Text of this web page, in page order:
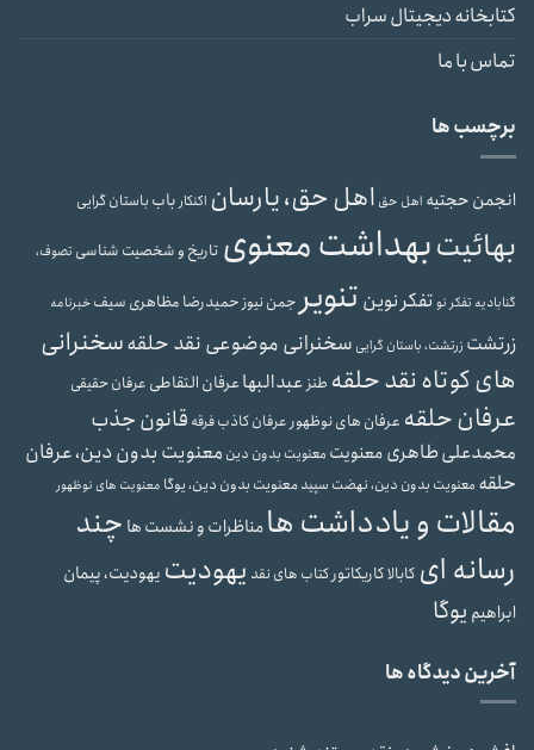
کتابخانه دیجیتال سراب
تماس با ما
برچسب ها
انجمن حجتیه اهل حق اهل حق، یارسان اکنکارباب باستان گرایی
بهائیتبهداشت معنوی تاریخ و شخصیت شناسی تصوف،
گنابادیه تفکر نوتفکر نوین تنویر جمن نیوزحمیدرضا مظاهری سیفخبرنامه
زرتشت زرتشت، باستان گرایی سخنرانی موضوعی نقد حلقهسخنرانی
های کوتاه نقد حلقه طنزعبدالبهاعرفان التقاطی عرفان حقیقی
عرفان حلقه عرفان های نوظهور عرفان کاذبفرقه قانون جذب
محمدعلی طاهریمعنویت معنویت بدون دین معنویت بدون دین، عرفان
حلقه معنویت بدون دین، نهضت سپیدمعنویت بدون دین، یوگا معنویت های نوظهور
مقالات و یادداشت هامناظرات و نشست ها چند
رسانه ای کابالاکاریکاتور کتاب های نقد یهودیت یهودیت، پیمان
ابراهیم یوگا
آخرین دیدگاه ها